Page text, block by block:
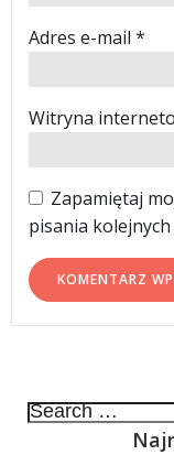
Adres e-mail *
Witryna
Zapamiętaj
pisania
Search